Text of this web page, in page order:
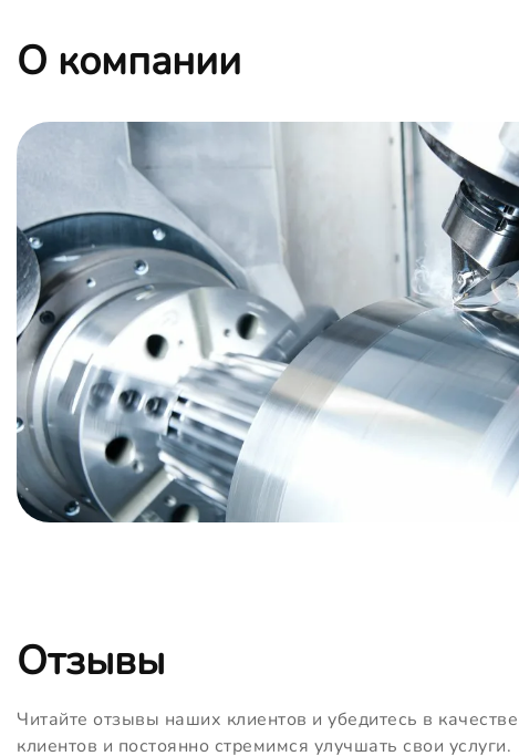
О компании
Отзывы
Читайте отзывы наших клиентов и убедитесь в
клиентов и постоянно стремимся улучшать свои услуги.